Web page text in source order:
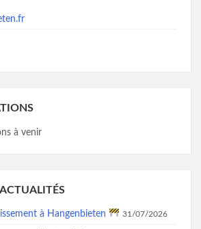
à venir
à Hangenbieten 31/07/2026